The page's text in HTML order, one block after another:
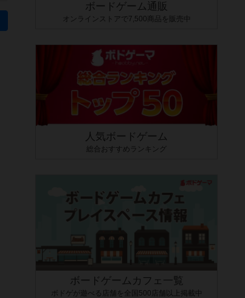
ボードゲーム通販
オンラインストアで7,500商品を販売中
人気ボードゲーム
総合おすすめランキング
ボードゲームカフェ一覧
ボドゲが遊べる店舗を全国500店舗以上掲載中